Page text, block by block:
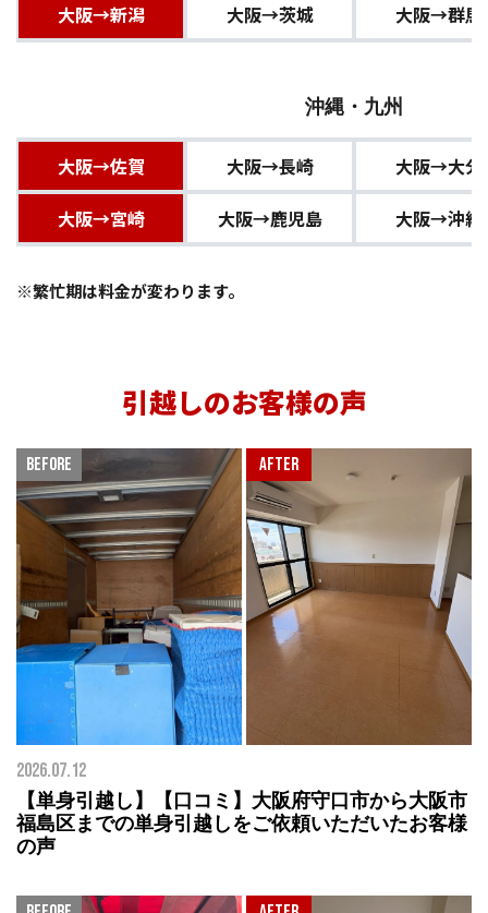
大阪→新潟
大阪→茨城 大阪→群馬
沖縄・九州
大阪→佐賀 大阪→長崎
大阪→大分
大阪→宮崎
大阪→鹿児島 大阪→沖縄
※繁忙期は料金が変わります。
引越しのお客様の声
2026.07.12
【単身引越し】【口コミ】大阪府守口市から大阪市
福島区までの単身引越しをご依頼いただいたお客様
の声